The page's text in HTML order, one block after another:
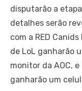
disputarão a
detalhes serão
com a RED
de LoL ganharão
monitor da AOC,
ganharão um